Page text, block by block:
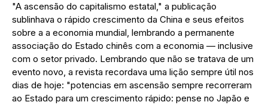
"A ascensão do capitalismo estatal," a publicação
sublinhava o rápido crescimento da China e seus efeitos
sobre a a economia mundial, lembrando a permanente
associação do Estado chinês com a economia — inclusive
com o setor privado. Lembrando que não se tratava de um
evento novo, a revista recordava uma lição sempre útil nos
dias de hoje: "potencias em ascensão sempre recorreram
ao Estado para um crescimento rápido: pense no Japão e